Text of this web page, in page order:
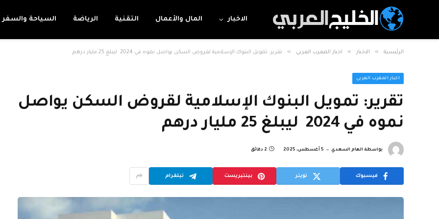
الاخبار المال والأعمال التقنية الرياضة السياحة والسفر
الرئيسية » الاخبار » اخبار المغرب العربي » تقرير: تمويل البنوك الإسلامية لقروض السكن يواصل نموه في 2024 ليبلغ 25 مليار درهم
اخبار المغرب العربي
تقرير: تمويل البنوك الإسلامية لقروض السكن يواصل
نموه في 2024 ليبلغ 25 مليار درهم
بواسطة الهام السعدي 5 أغسطس، 2025 2 دقائق
فيسبوك تويتر بينتيريست تيلقرام